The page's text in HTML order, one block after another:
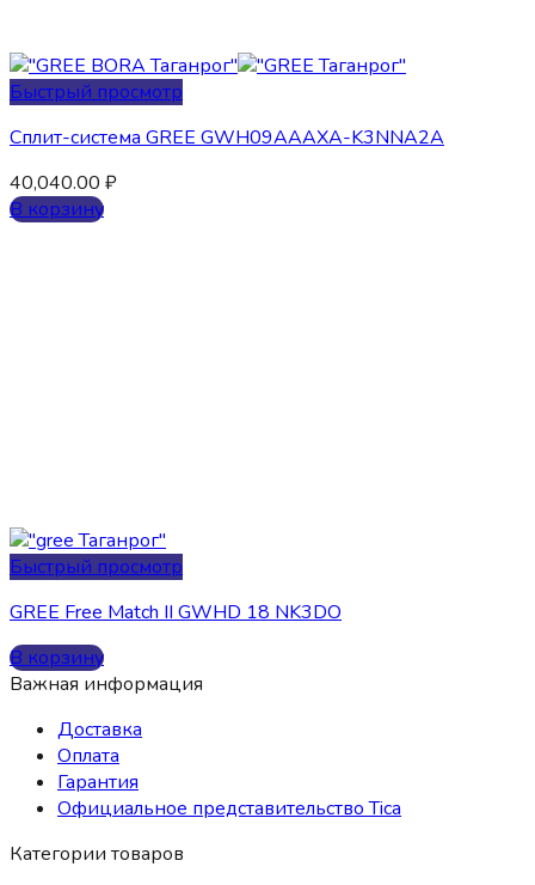
Быстрый просмотр
Сплит-система GREE GWH09AAAXA-K3NNA2A
40,040.00 ₽
В корзину
Быстрый просмотр
GREE Free Match II GWHD 18 NK3DO
В корзину
Важная информация
Доставка
Оплата
Гарантия
Официальное представительство Tica
Категории товаров